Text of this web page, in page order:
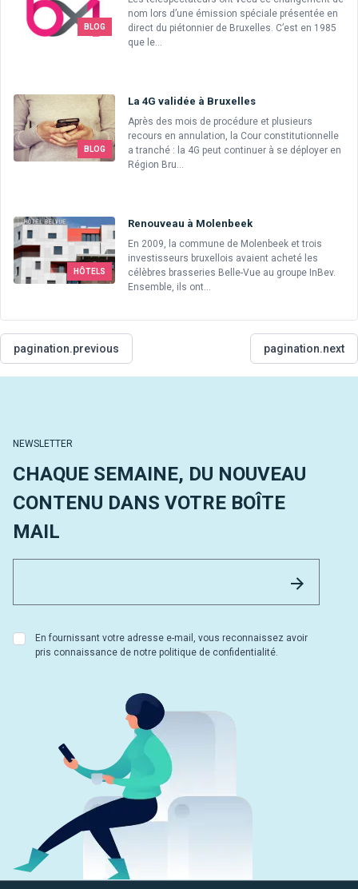
BLOG
nom lors d’une émission spéciale présentée en
direct du piétonnier de Bruxelles. C’est en 1985
que le...
BLOG
La 4G validée à Bruxelles
Après des mois de procédure et plusieurs
recours en annulation, la Cour constitutionnelle
a tranché : la 4G peut continuer à se déployer en
Région Bru...
HÔTELS
Renouveau à Molenbeek
En 2009, la commune de Molenbeek et trois
investisseurs bruxellois avaient acheté les
célèbres brasseries Belle-Vue au groupe InBev.
Ensemble, ils ont...
pagination.previous pagination.next
NEWSLETTER
CHAQUE SEMAINE, DU NOUVEAU
CONTENU DANS VOTRE BOÎTE
MAIL
En fournissant votre adresse e-mail, vous reconnaissez avoir
pris connaissance de notre politique de confidentialité.